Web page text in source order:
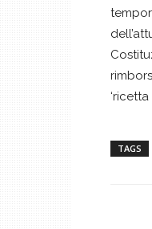
‘ricetta
TAGS